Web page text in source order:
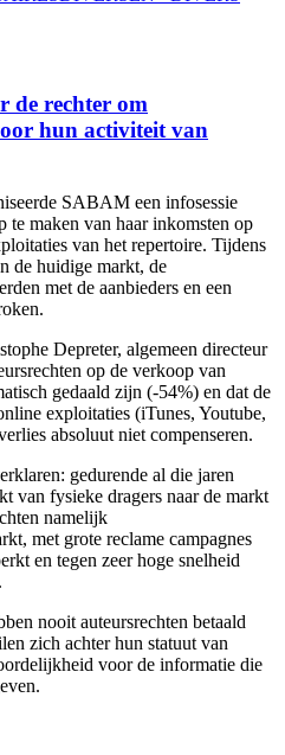
de rechter om
hun activiteit van
SABAM een infosessie
te maken van haar inkomsten op
van het repertoire. Tijdens
de huidige markt, de
met de aanbieders en een
Depreter, algemeen directeur
op de verkoop van
gedaald zijn (-54%) en dat de
exploitaties (iTunes, Youtube,
absoluut niet compenseren.
gedurende al die jaren
van fysieke dragers naar de markt
namelijk
met grote reclame campagnes
en tegen zeer hoge snelheid
nooit auteursrechten betaald
zich achter hun statuut van
voor de informatie die